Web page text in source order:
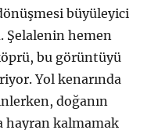
büyüleyici
Şelalenin hemen
bu görüntüyü
Yol kenarında
doğanın
hayran kalmamak